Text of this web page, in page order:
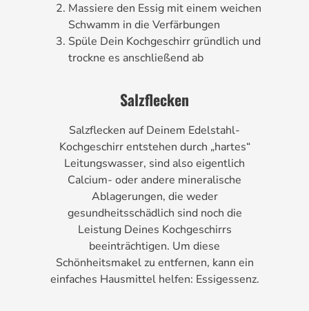
Massiere den Essig mit einem weichen
Schwamm in die Verfärbungen
Spüle Dein Kochgeschirr gründlich und
trockne es anschließend ab
Salzflecken
Salzflecken auf Deinem Edelstahl-
Kochgeschirr entstehen durch „hartes“
Leitungswasser, sind also eigentlich
Calcium- oder andere mineralische
Ablagerungen, die weder
gesundheitsschädlich sind noch die
Leistung Deines Kochgeschirrs
beeinträchtigen. Um diese
Schönheitsmakel zu entfernen, kann ein
einfaches Hausmittel helfen: Essigessenz.